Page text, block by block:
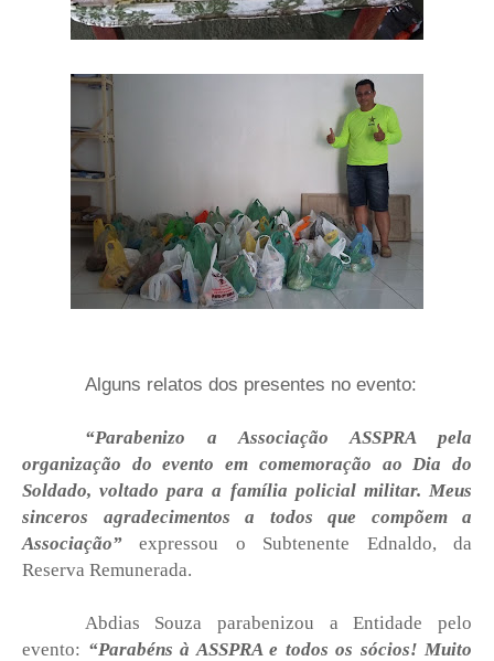
Alguns relatos dos presentes no evento:
“Parabenizo a Associação ASSPRA pela
organização do evento em comemoração ao Dia do
Soldado, voltado para a família policial militar. Meus
sinceros agradecimentos a todos que compõem a
Associação” expressou o Subtenente Ednaldo, da
Reserva Remunerada.
Abdias Souza parabenizou a Entidade pelo
evento: “Parabéns à ASSPRA e todos os sócios! Muito